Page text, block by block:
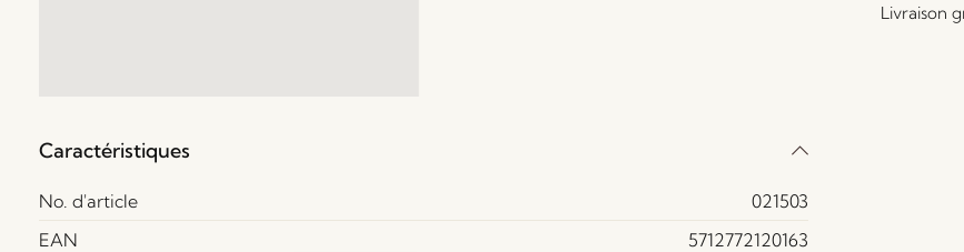
Caractéristiques
No. d'article
021503
EAN
5712772120163
Livraison